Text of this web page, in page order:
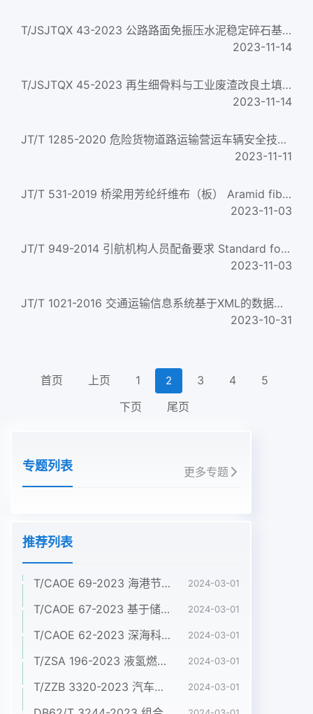
T/JSJTQX 43-2023 公路路面免振压水泥稳定碎石基层施工技术指南
2023-11-14
T/JSJTQX 45-2023 再生细骨料与工业废渣改良土填筑公路路基技术规程
2023-11-14
JT/T 1285-2020 危险货物道路运输营运车辆安全技术条件 Safety technical specifications for commercial vehicles ...
2023-11-11
JT/T 531-2019 桥梁用芳纶纤维布（板） Aramid fiber sheet and plate for bridge
2023-11-03
JT/T 949-2014 引航机构人员配备要求 Standard for staff outfit of pilots institutions
2023-11-03
JT/T 1021-2016 交通运输信息系统基于XML的数据交换通用规则 Transportation information system-XML based data ex...
2023-10-31
首页 上页 1 2 3 4
5
下页
尾页
专题列表 更多专题
推荐列表
T/CAOE 69-2023 海港节约集约用海标准 2024-03-01
T/CAOE 67-2023 基于储量差值法的滨海蓝碳碳库增量监测技术规程 第4 部分：盐沼 2024-03-01
T/CAOE 62-2023 深海科考型ROV作业规范 2024-03-01
T/ZSA 196-2023 液氢燃料电池电动商用车 技术条件 2024-03-01
T/ZZB 3320-2023 汽车用金属双极板氢燃料电池发动机 2024-03-01